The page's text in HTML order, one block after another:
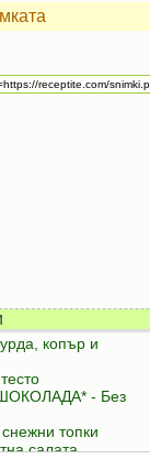
копър и
- Без
топки
салата